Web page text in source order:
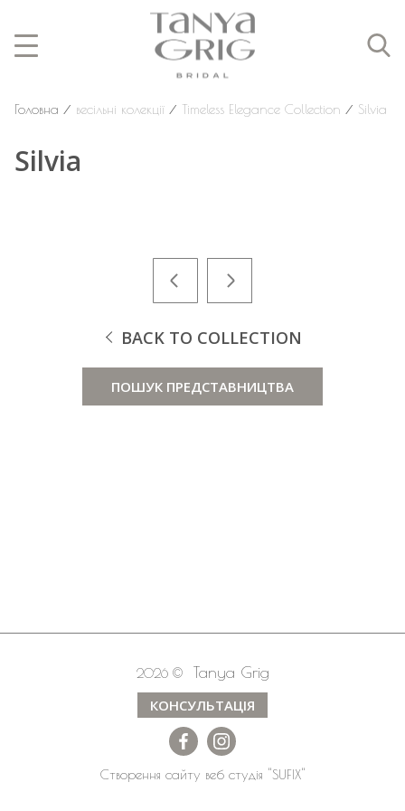
Головна ⁄ весільні колекції ⁄ Timeless Elegance Collection ⁄ Silvia
Silvia
BACK TO COLLECTION
ПОШУК ПРЕДСТАВНИЦТВА
2026 © Tanya Grig
КОНСУЛЬТАЦІЯ
Створення сайту веб студія "SUFIX"